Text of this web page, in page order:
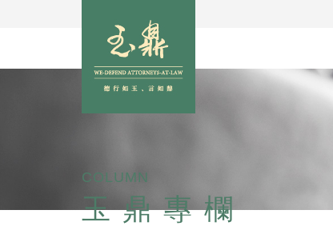
COLUMN
玉鼎專欄